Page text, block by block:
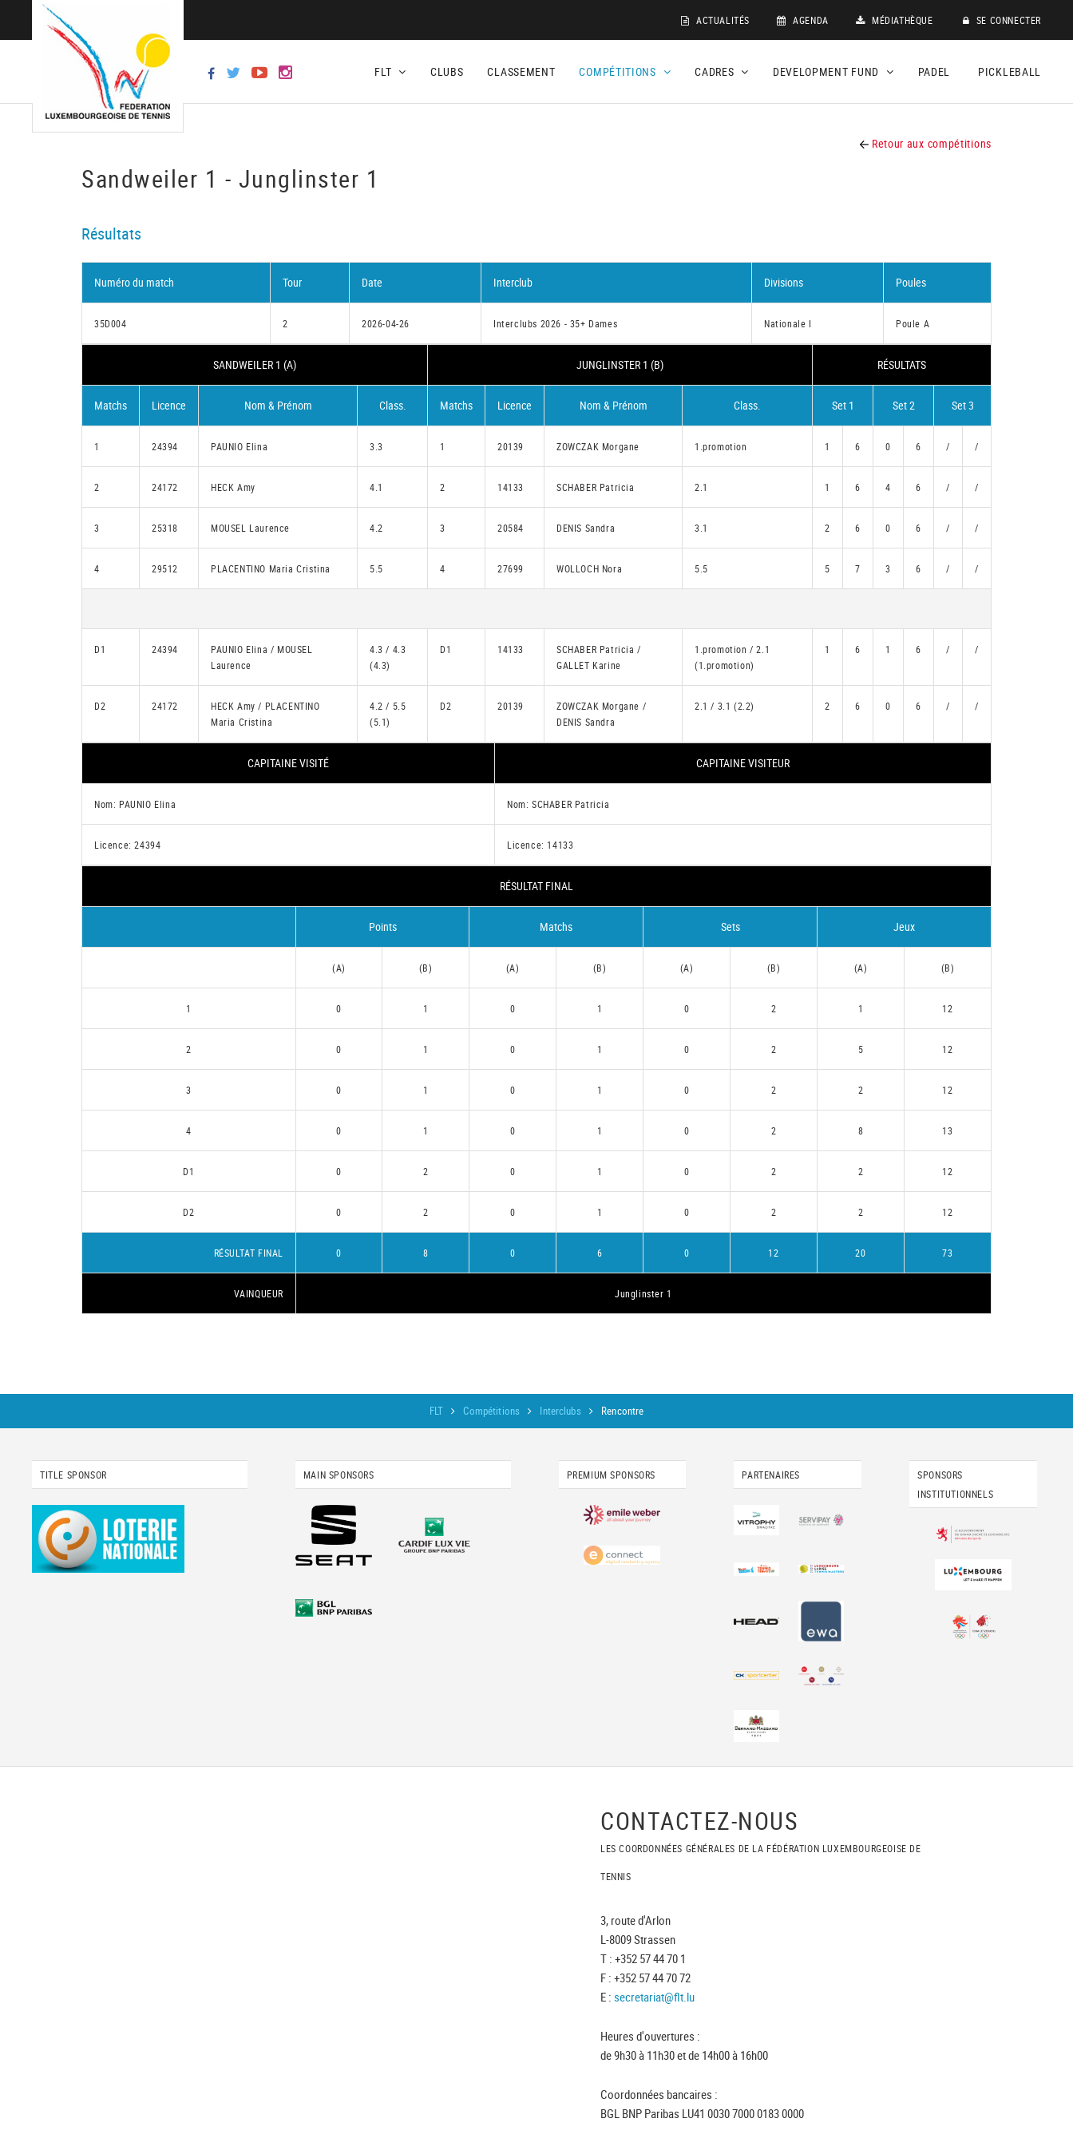
ACTUALITÉS AGENDA MÉDIATHÈQUE SE CONNECTER
FLT CLUBS CLASSEMENT COMPÉTITIONS CADRES DEVELOPMENT FUND PADEL PICKLEBALL
Retour aux compétitions
Sandweiler 1 - Junglinster 1
Résultats
Numéro du match Tour Date Interclub Divisions Poules
35D004 2 2026-04-26 Interclubs 2026 - 35+ Dames Nationale I Poule A
SANDWEILER 1 (A) JUNGLINSTER 1 (B) RÉSULTATS
Matchs Licence Nom & Prénom Class. Matchs Licence Nom & Prénom Class. Set 1 Set 2 Set 3
1 24394 PAUNIO Elina 3.3 1 20139 ZOWCZAK Morgane 1.promotion 1 6 0 6 / /
2 24172 HECK Amy 4.1 2 14133 SCHABER Patricia 2.1 1 6 4 6 / /
3 25318 MOUSEL Laurence 4.2 3 20584 DENIS Sandra 3.1 2 6 0 6 / /
4 29512 PLACENTINO Maria Cristina 5.5 4 27699 WOLLOCH Nora 5.5 5 7 3 6 / /
D1 24394
PAUNIO Elina / MOUSEL
Laurence
4.3 / 4.3
(4.3)
D1 14133
SCHABER Patricia /
GALLET Karine
1.promotion / 2.1
(1.promotion)
1 6 1 6 / /
D2 24172
HECK Amy / PLACENTINO
Maria Cristina
4.2 / 5.5
(5.1)
D2 20139
ZOWCZAK Morgane /
DENIS Sandra
2.1 / 3.1 (2.2) 2 6 0 6 / /
CAPITAINE VISITÉ CAPITAINE VISITEUR
Nom: PAUNIO Elina Nom: SCHABER Patricia
Licence: 24394 Licence: 14133
RÉSULTAT FINAL
Points Matchs Sets Jeux
(A) (B) (A) (B) (A) (B) (A) (B)
1 0 1 0 1 0 2 1 12
2 0 1 0 1 0 2 5 12
3 0 1 0 1 0 2 2 12
4 0 1 0 1 0 2 8 13
D1 0 2 0 1 0 2 2 12
D2 0 2 0 1 0 2 2 12
RÉSULTAT FINAL 0 8 0 6 0 12 20 73
VAINQUEUR Junglinster 1
FLT Compétitions Interclubs Rencontre
TITLE SPONSOR MAIN SPONSORS PREMIUM SPONSORS PARTENAIRES
SPONSORS
INSTITUTIONNELS
CONTACTEZ-NOUS
LES COORDONNÉES GÉNÉRALES DE LA FÉDÉRATION LUXEMBOURGEOISE DE
TENNIS
3, route d'Arlon
L-8009 Strassen
T : +352 57 44 70 1
F : +352 57 44 70 72
E : secretariat@flt.lu
Heures d'ouvertures :
de 9h30 à 11h30 et de 14h00 à 16h00
Coordonnées bancaires :
BGL BNP Paribas LU41 0030 7000 0183 0000